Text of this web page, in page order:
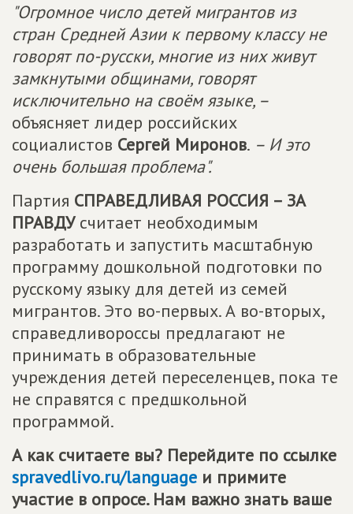
"Огромное число детей мигрантов из
стран Средней Азии к первому классу не
говорят по-русски, многие из них живут
замкнутыми общинами, говорят
исключительно на своём языке, –
объясняет лидер российских
социалистов Сергей Миронов. – И это
очень большая проблема".
Партия СПРАВЕДЛИВАЯ РОССИЯ – ЗА
ПРАВДУсчитает необходимым
разработать и запустить масштабную
программу дошкольной подготовки по
русскому языку для детей из семей
мигрантов. Это во-первых. А во-вторых,
справедливороссы предлагают не
принимать в образовательные
учреждения детей переселенцев, пока те
не справятся с предшкольной
программой.
А как считаете вы? Перейдите по ссылке
spravedlivo.ru/language и примите
участие в опросе. Нам важно знать ваше